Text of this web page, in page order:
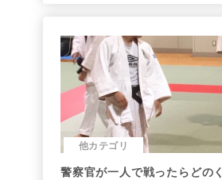
他カテゴリ
警察官が一人で戦ったらどの